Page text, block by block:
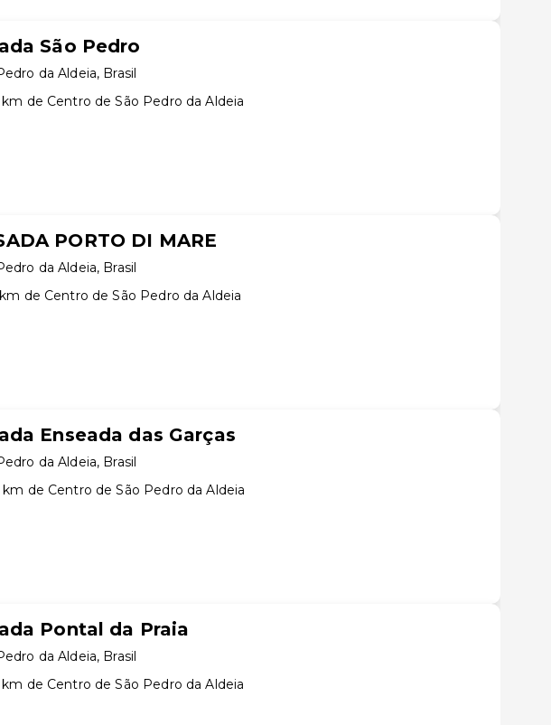
São Pedro
da Aldeia, Brasil
km de Centro de São Pedro da Aldeia
PORTO DI MARE
da Aldeia, Brasil
km de Centro de São Pedro da Aldeia
Enseada das Garças
da Aldeia, Brasil
km de Centro de São Pedro da Aldeia
Pontal da Praia
da Aldeia, Brasil
km de Centro de São Pedro da Aldeia